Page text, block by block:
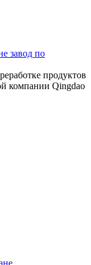
завод по
продуктов
компании Qingdao